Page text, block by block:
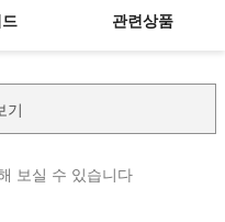
관련상품
기
보실 수 있습니다